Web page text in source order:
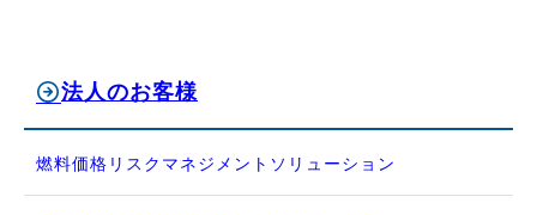
法人のお客様
燃料価格リスクマネジメントソリューション